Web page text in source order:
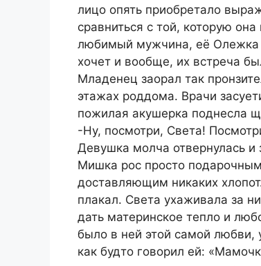
лицо опять приобретало
сравниться с той, которую
любимый мужчина, её Олежка
хочет и вообще, их встреча
Младенец заорал так
этажах роддома. Врачи
пожилая акушерка поднесла
-Ну, посмотри, Света!
Девушка молча отвернулась и
Мишка рос просто
доставляющим никаких
плакал. Света ухаживала за
дать материнское тепло и
было в ней этой самой любви,
как будто говорил ей: